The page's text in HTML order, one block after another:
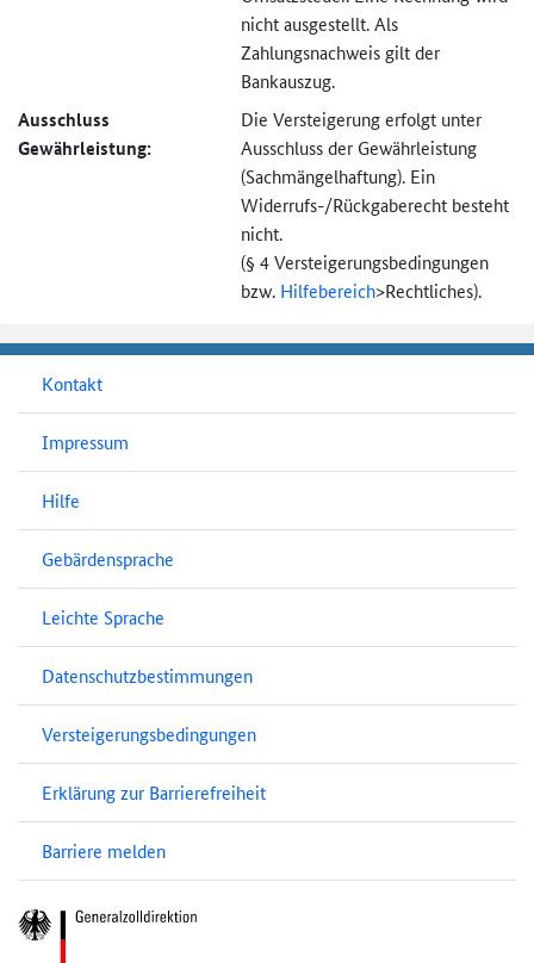
nicht ausgestellt. Als
Zahlungsnachweis gilt der
Bankauszug.
Ausschluss
Gewährleistung:
Die Versteigerung erfolgt unter
Ausschluss der Gewährleistung
(Sachmängel­haftung). Ein
Widerrufs-/Rückgaberecht besteht
nicht.
(§ 4 Versteigerungs­bedingungen
bzw. Hilfebereich>Rechtliches).
Kontakt
Impressum
Hilfe
Gebärdensprache
Leichte Sprache
Datenschutzbestimmungen
Versteigerungsbedingungen
Erklärung zur Barrierefreiheit
Barriere melden